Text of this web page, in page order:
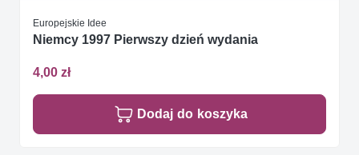
Europejskie Idee
Niemcy 1997 Pierwszy dzień wydania
4,00 zł
Dodaj do koszyka